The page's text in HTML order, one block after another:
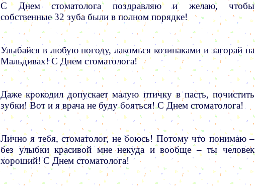
С Днем стоматолога поздравляю и желаю, чтобы
собственные 32 зуба были в полном порядке!
Улыбайся в любую погоду, лакомься козинаками и загорай на
Мальдивах! С Днем стоматолога!
Даже крокодил допускает малую птичку в пасть, почистить
зубки! Вот и я врача не буду бояться! С Днем стоматолога!
Лично я тебя, стоматолог, не боюсь! Потому что понимаю –
без улыбки красивой мне некуда и вообще – ты человек
хороший! С Днем стоматолога!